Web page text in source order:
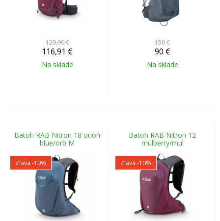
129,90 €
116,91 €
Na sklade
150 €
90 €
Na sklade
Batoh RAB Nitron 18 orion
blue/orb M
Zľava -10%
Batoh RAB Nitron 12
mulberry/mul
Zľava -10%